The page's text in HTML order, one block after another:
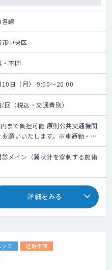
線
中央区
・不問
日（月） 9:00～20:00
（税込・交通費別）
まで負担可能 原則公共交通機関
お願いいたします。※車通勤・タ
要相談
診メイン（翼状針を穿刺する施術
詳細をみる
ック
経験不問